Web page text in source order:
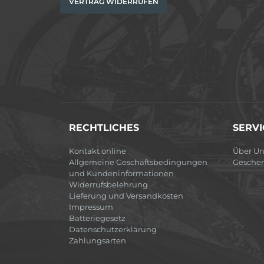
RECHTLICHES
Kontakt online
Allgemeine Geschäftsbedingungen
und Kundeninformationen
Widerrufsbelehrung
Lieferung und Versandkosten
Impressum
Batteriegesetz
Datenschutzerklärung
Zahlungsarten
Über